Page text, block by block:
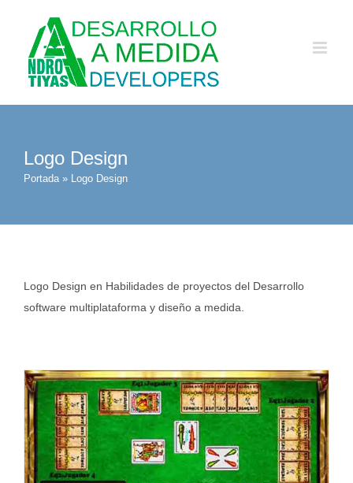
contenido
Logo Design
Portada» Logo Design
Logo Design en Habilidades de proyectos del Desarrollo
software multiplataforma y diseño a medida.